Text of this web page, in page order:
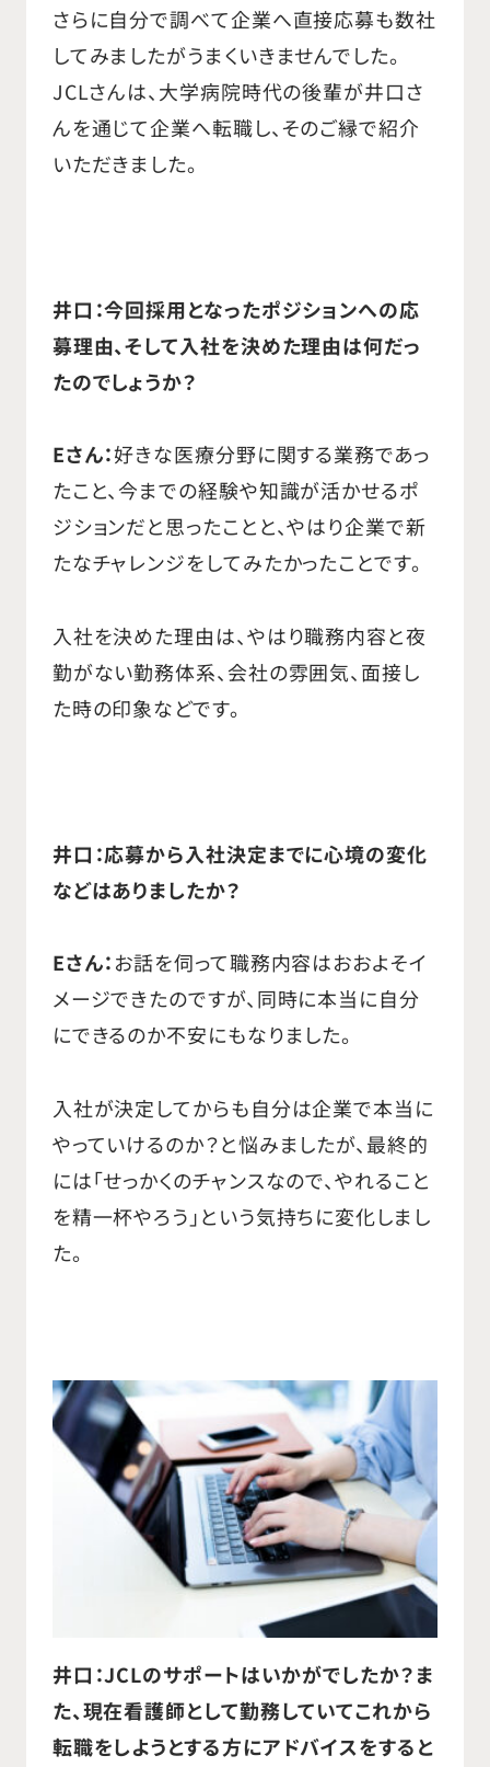
さらに自分で調べて企業へ直接応募も数社
してみましたがうまくいきませんでした。
JCLさんは、大学病院時代の後輩が井口さ
んを通じて企業へ転職し、そのご縁で紹介
いただきました。
井口：今回採用となったポジションへの応
募理由、そして入社を決めた理由は何だっ
たのでしょうか？
Eさん：好きな医療分野に関する業務であっ
たこと、今までの経験や知識が活かせるポ
ジションだと思ったことと、やはり企業で新
たなチャレンジをしてみたかったことです。
入社を決めた理由は、やはり職務内容と夜
勤がない勤務体系、会社の雰囲気、面接し
た時の印象などです。
井口：応募から入社決定までに心境の変化
などはありましたか？
Eさん：お話を伺って職務内容はおおよそイ
メージできたのですが、同時に本当に自分
にできるのか不安にもなりました。
入社が決定してからも自分は企業で本当に
やっていけるのか？と悩みましたが、最終的
には「せっかくのチャンスなので、やれること
を精一杯やろう」という気持ちに変化しまし
た。
井口：JCLのサポートはいかがでしたか？ま
た、現在看護師として勤務していてこれから
転職をしようとする方にアドバイスをすると